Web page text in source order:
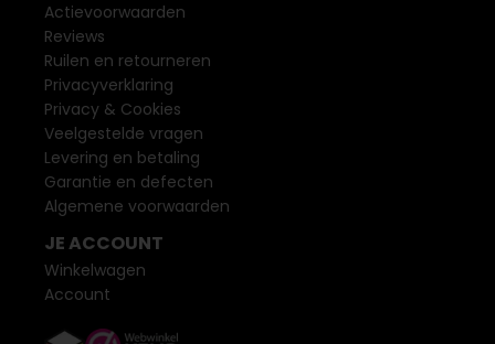
Actievoorwaarden
Reviews
Ruilen en retourneren
Privacyverklaring
Privacy & Cookies
Veelgestelde vragen
Levering en betaling
Garantie en defecten
Algemene voorwaarden
JE ACCOUNT
Winkelwagen
Account